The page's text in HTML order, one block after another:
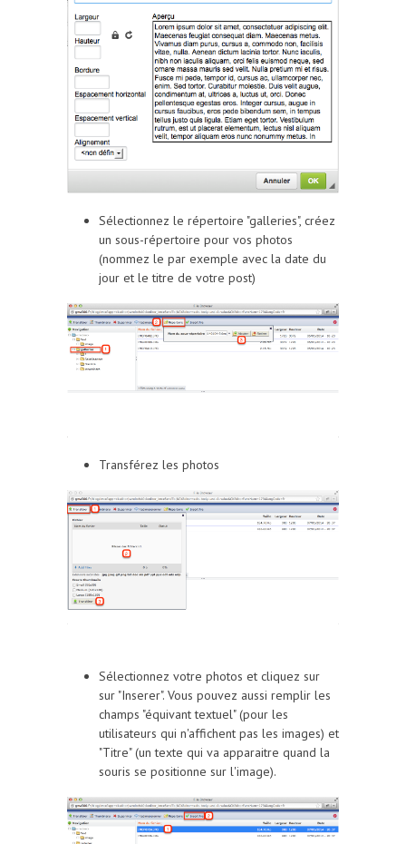
Sélectionnez le répertoire "galleries", créez
un sous-répertoire pour vos photos
(nommez le par exemple avec la date du
jour et le titre de votre post)
Transférez les photos
Sélectionnez votre photos et cliquez sur
sur "Inserer". Vous pouvez aussi remplir les
champs "équivant textuel" (pour les
utilisateurs qui n'affichent pas les images) et
"Titre" (un texte qui va apparaitre quand la
souris se positionne sur l'image).